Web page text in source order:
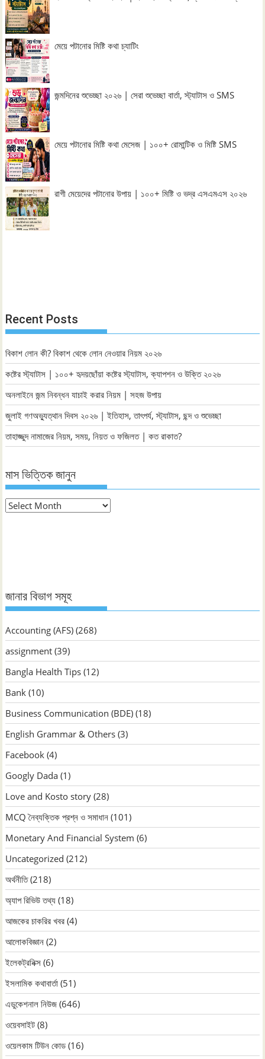
মেয়ে পটানোর মিষ্টি কথা চ্যাটিং
জন্মদিনের শুভেচ্ছা ২০২৬ | সেরা শুভেচ্ছা বার্তা, স্ট্যাটাস ও SMS
মেয়ে পটানোর মিষ্টি কথা মেসেজ | ১০০+ রোমান্টিক ও মিষ্টি SMS
রাগী মেয়েদের পটানোর উপায় | ১০০+ মিষ্টি ও ভদ্র এসএমএস ২০২৬
Recent Posts
বিকাশ লোন কী? বিকাশ থেকে লোন নেওয়ার নিয়ম ২০২৬
কষ্টের স্ট্যাটাস | ১০০+ হৃদয়ছোঁয়া কষ্টের স্ট্যাটাস, ক্যাপশন ও উক্তি ২০২৬
অনলাইনে জন্ম নিবন্ধন যাচাই করার নিয়ম | সহজ উপায়
জুলাই গণঅভ্যুত্থান দিবস ২০২৬ | ইতিহাস, তাৎপর্য, স্ট্যাটাস, ছন্দ ও শুভেচ্ছা
তাহাজ্জুদ নামাজের নিয়ম, সময়, নিয়ত ও ফজিলত | কত রাকাত?
মাস ভিত্তিক জানুন
মাস
জানার বিভাগ সমূহ
Accounting (AFS) (268)
assignment (39)
Bangla Health Tips (12)
Bank (10)
Business Communication (BDE) (18)
English Grammar & Others (3)
Facebook (4)
Googly Dada (1)
Love and Kosto story (28)
MCQ নৈব্যক্তিক প্রশ্ন ও সমাধান (101)
Monetary And Financial System (6)
Uncategorized (212)
অর্থনীতি(218)
অ্যাপ রিভিউ তথ্য (18)
আজকের চাকরির খবর (4)
আলোকবিজ্ঞান (2)
ইলেকট্রনিক্স (6)
ইসলামিক কথাবার্তা (51)
এডুকেশনাল নিউজ (646)
ওয়েবসাইট (8)
ওয়েলকাম টিউন কোড (16)